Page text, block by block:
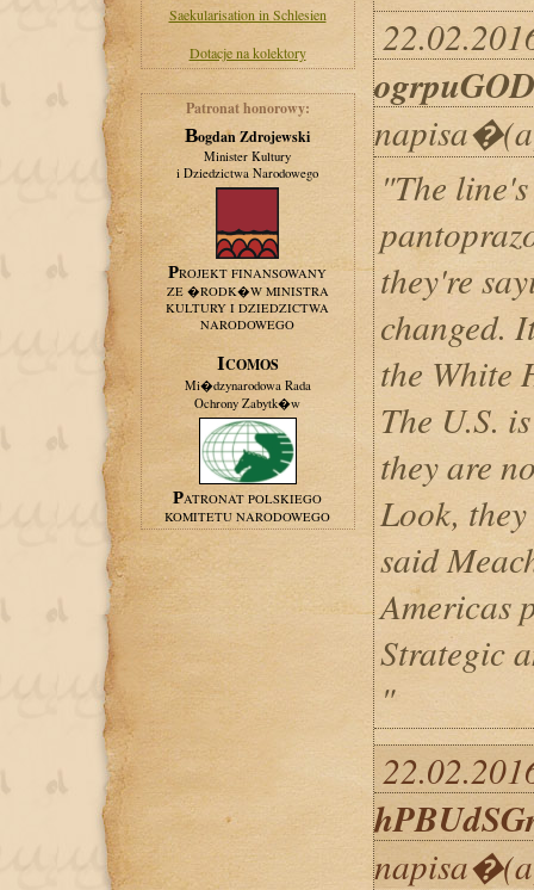
Saekularisation in Schlesien
Dotacje na kolektory
Patronat honorowy:
Bogdan Zdrojewski
Minister Kultury
i Dziedzictwa Narodowego
PROJEKT FINANSOWANY
ZE �RODK�W MINISTRA
KULTURY I DZIEDZICTWA
NARODOWEGO
ICOMOS
Mi�dzynarodowa Rada
Ochrony Zabytk�w
PATRONAT POLSKIEGO
KOMITETU NARODOWEGO
"The
they're
changed.
the White
The U.S.
they are
Look,
said
Americas
Strategic
"